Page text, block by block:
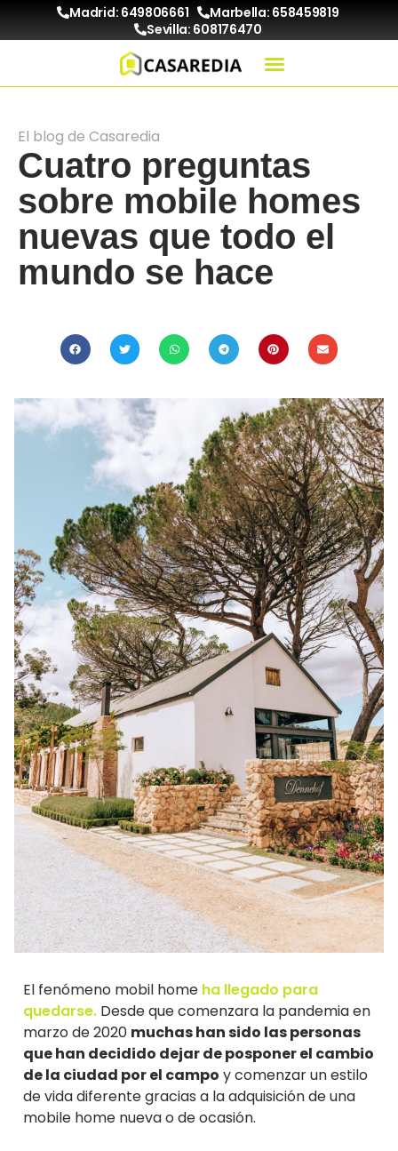
Madrid: 649806661
Marbella: 658459819
Sevilla: 608176470
El blog de Casaredia
Cuatro preguntas
sobre mobile homes
nuevas que todo el
mundo se hace
El fenómeno mobil home ha llegado para
quedarse. Desde que comenzara la pandemia en
marzo de 2020 muchas han sido las personas
que han decidido dejar de posponer el cambio
de la ciudad por el campo y comenzar un estilo
de vida diferente gracias a la adquisición de una
mobile home nueva o de ocasión.